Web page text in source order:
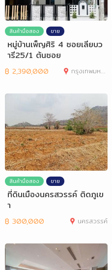
สินค้ามือสอง ขาย
หมู่บ้านเพ็ญศิริ 4 ซอยเลียบว
ารี25/1 ต้นซอย
฿ 2,390,000 กรุงเทพมหานคร
สินค้ามือสอง ขาย
ที่ดินเมืองนครสวรรค์ ติดภูเข
า
฿ 300,000 นครสวรรค์